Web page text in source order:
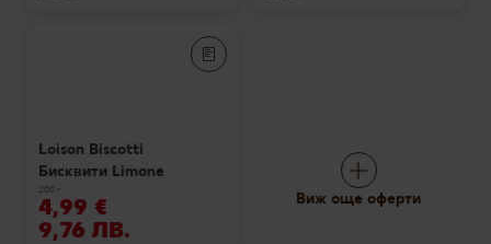
Loison Biscotti
Бисквити Limone
200 г
4,99 €
9,76 ЛВ.
Виж още оферти